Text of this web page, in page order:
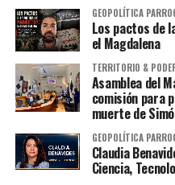
GEOPOLÍTICA
Los pactos de
el Magdalena
TERRITORIO &
Asamblea del
comisión para
muerte de
GEOPOLÍTICA
Claudia
Ciencia,